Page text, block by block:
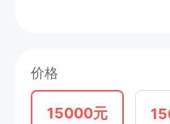
价格
15000元